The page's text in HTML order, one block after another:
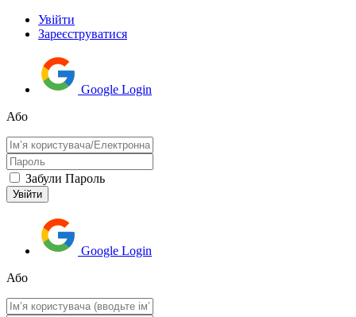
Увійти
Зареєструватися
Google Login
Або
Забули Пароль
Google Login
Або